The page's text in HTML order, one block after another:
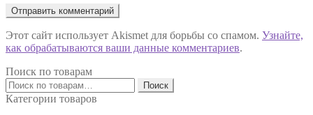
Этот сайт использует Akismet для борьбы со спамом. Узнайте,
как обрабатываются ваши данные комментариев.
Поиск по товарам
Искать:
Поиск
Категории товаров